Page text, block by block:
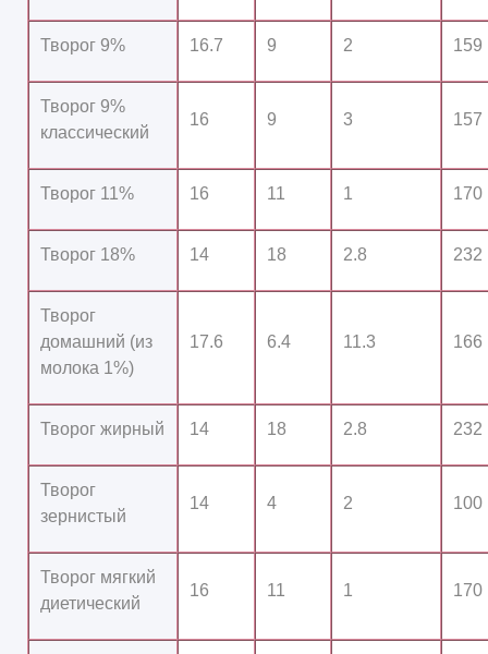
Творог 9% 16.7 9 2 159
Творог 9%
классический
16 9 3 157
Творог 11% 16 11 1 170
Творог 18% 14 18 2.8 232
Творог
домашний (из
молока 1%)
17.6 6.4 11.3 166
Творог жирный 14 18 2.8 232
Творог
зернистый
14 4 2 100
Творог мягкий
диетический
16 11 1 170